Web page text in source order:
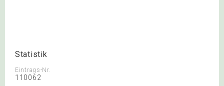
Statistik
Eintrags-Nr.
110062